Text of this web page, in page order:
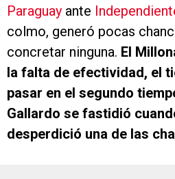
Paraguay ante
colmo, generó pocas
concretar ninguna. El
la falta de efectividad, el
pasar en el segundo
Gallardo se fastidió
desperdició una de las